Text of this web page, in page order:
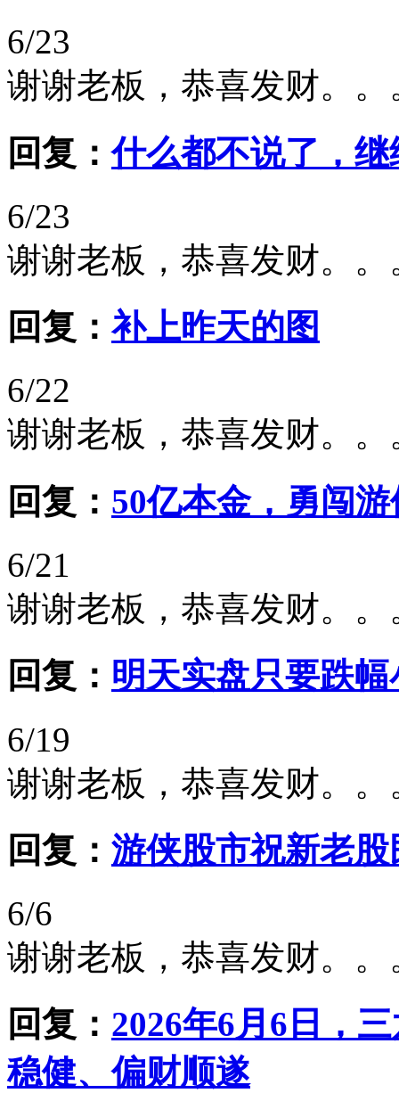
6/23
谢谢老板，恭喜发财。。
回复：什么都不说了，继
6/23
谢谢老板，恭喜发财。。
回复：补上昨天的图
6/22
谢谢老板，恭喜发财。。
回复： 50亿本金，勇闯
6/21
谢谢老板，恭喜发财。。
回复： 明天实盘只要跌
6/19
谢谢老板，恭喜发财。
回复： 游侠股市祝新老
6/6
谢谢老板，恭喜发财。。
回复： 2026年6月6日，
稳健、偏财顺遂